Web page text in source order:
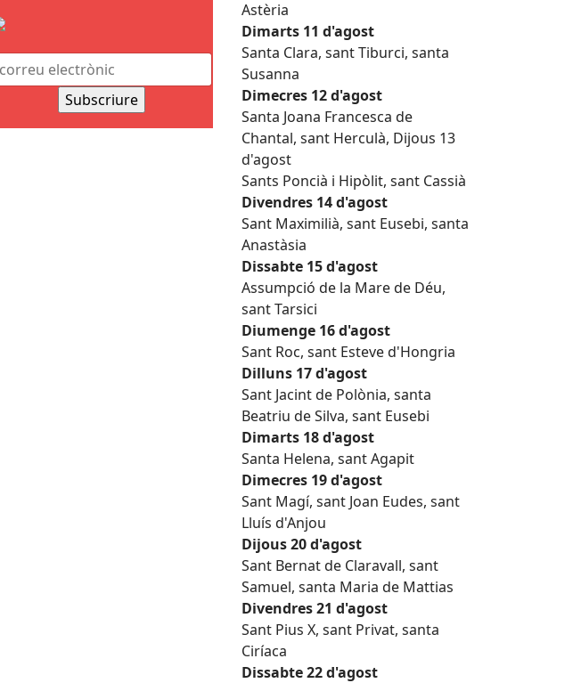
Astèria
Dimarts 11 d'agost
Santa Clara, sant Tiburci, santa
Susanna
Dimecres 12 d'agost
Santa Joana Francesca de
Chantal, sant Herculà, Dijous 13
d'agost
Sants Poncià i Hipòlit, sant Cassià
Divendres 14 d'agost
Sant Maximilià, sant Eusebi, santa
Anastàsia
Dissabte 15 d'agost
Assumpció de la Mare de Déu,
sant Tarsici
Diumenge 16 d'agost
Sant Roc, sant Esteve d'Hongria
Dilluns 17 d'agost
Sant Jacint de Polònia, santa
Beatriu de Silva, sant Eusebi
Dimarts 18 d'agost
Santa Helena, sant Agapit
Dimecres 19 d'agost
Sant Magí, sant Joan Eudes, sant
Lluís d'Anjou
Dijous 20 d'agost
Sant Bernat de Claravall, sant
Samuel, santa Maria de Mattias
Divendres 21 d'agost
Sant Pius X, sant Privat, santa
Ciríaca
Dissabte 22 d'agost